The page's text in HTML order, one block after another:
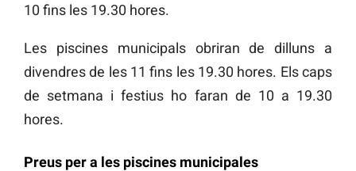
10 fins les 19.30 hores.
Les piscines municipals obriran de dilluns a
divendres de les 11 fins les 19.30 hores. Els caps
de setmana i festius ho faran de 10 a 19.30
hores.
Preus per a les piscines municipales